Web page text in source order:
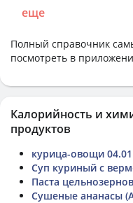
еще
Полный справочник
посмотреть в
Калорийность и
продуктов
курица-овощи
Суп куриный с
Паста
Сушеные ананасы